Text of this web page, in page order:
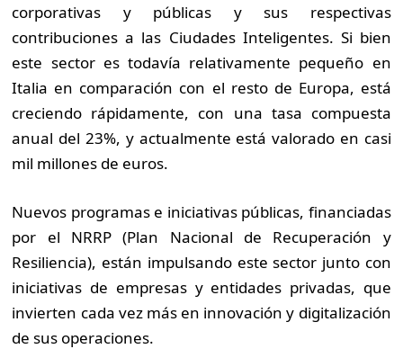
corporativas y públicas y sus respectivas
contribuciones a las Ciudades Inteligentes. Si bien
este sector es todavía relativamente pequeño en
Italia en comparación con el resto de Europa, está
creciendo rápidamente, con una tasa compuesta
anual del 23%, y actualmente está valorado en casi
mil millones de euros.
Nuevos programas e iniciativas públicas, financiadas
por el NRRP (Plan Nacional de Recuperación y
Resiliencia), están impulsando este sector junto con
iniciativas de empresas y entidades privadas, que
invierten cada vez más en innovación y digitalización
de sus operaciones.